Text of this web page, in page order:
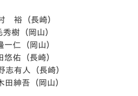
裕（長崎）
樹（岡山）
仁（岡山）
佑（長崎）
有人（長崎）
紳吾（岡山）